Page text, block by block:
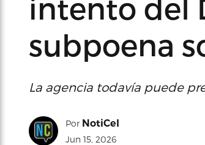
intento del
subpoena
La agencia todavía puede
Por NotiCel
Jun 15, 2026